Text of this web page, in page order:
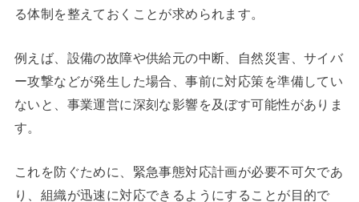
る体制を整えておくことが求められます。
例えば、設備の故障や供給元の中断、自然災害、サイバ
ー攻撃などが発生した場合、事前に対応策を準備してい
ないと、事業運営に深刻な影響を及ぼす可能性がありま
す。
これを防ぐために、緊急事態対応計画が必要不可欠であ
り、組織が迅速に対応できるようにすることが目的で